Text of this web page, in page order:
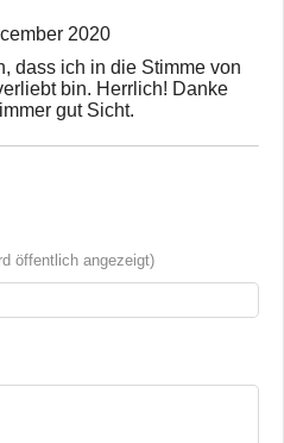
2020
dass ich in die Stimme von
bin. Herrlich! Danke
gut Sicht.
öffentlich angezeigt)